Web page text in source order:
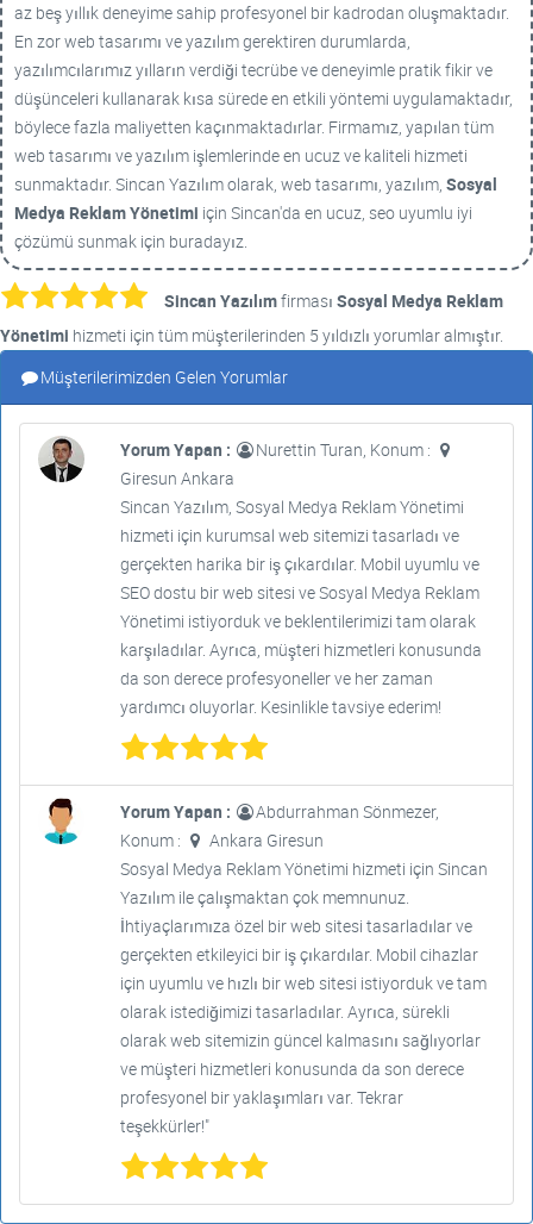
az beş yıllık deneyime sahip profesyonel bir kadrodan oluşmaktadır.
En zor web tasarımı ve yazılım gerektiren durumlarda,
yazılımcılarımız yılların verdiği tecrübe ve deneyimle pratik fikir ve
düşünceleri kullanarak kısa sürede en etkili yöntemi uygulamaktadır,
böylece fazla maliyetten kaçınmaktadırlar. Firmamız, yapılan tüm
web tasarımı ve yazılım işlemlerinde en ucuz ve kaliteli hizmeti
sunmaktadır. Sincan Yazılım olarak, web tasarımı, yazılım, Sosyal
Medya Reklam Yönetimi için Sincan'da en ucuz, seo uyumlu iyi
çözümü sunmak için buradayız.
Sincan Yazılımfirması Sosyal Medya Reklam
Yönetimi hizmeti için tüm müşterilerinden 5 yıldızlı yorumlar almıştır.
Müşterilerimizden Gelen Yorumlar
Yorum Yapan :
Nurettin Turan, Konum :
Giresun Ankara
Sincan Yazılım, Sosyal Medya Reklam Yönetimi
hizmeti için kurumsal web sitemizi tasarladı ve
gerçekten harika bir iş çıkardılar. Mobil uyumlu ve
SEO dostu bir web sitesi ve Sosyal Medya Reklam
Yönetimi istiyorduk ve beklentilerimizi tam olarak
karşıladılar. Ayrıca, müşteri hizmetleri konusunda
da son derece profesyoneller ve her zaman
yardımcı oluyorlar. Kesinlikle tavsiye ederim!
Yorum Yapan :
Abdurrahman Sönmezer,
Konum :
Ankara Giresun
Sosyal Medya Reklam Yönetimi hizmeti için Sincan
Yazılım ile çalışmaktan çok memnunuz.
İhtiyaçlarımıza özel bir web sitesi tasarladılar ve
gerçekten etkileyici bir iş çıkardılar. Mobil cihazlar
için uyumlu ve hızlı bir web sitesi istiyorduk ve tam
olarak istediğimizi tasarladılar. Ayrıca, sürekli
olarak web sitemizin güncel kalmasını sağlıyorlar
ve müşteri hizmetleri konusunda da son derece
profesyonel bir yaklaşımları var. Tekrar
teşekkürler!"